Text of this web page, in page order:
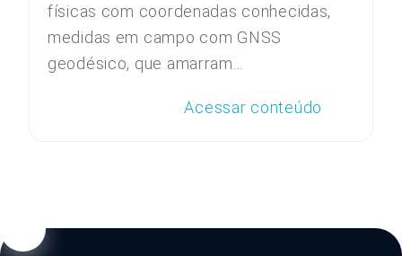
físicas com coordenadas conhecidas,
medidas em campo com GNSS
geodésico, que amarram...
Acessar conteúdo